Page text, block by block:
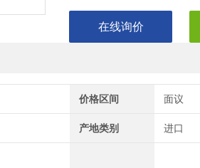
在线询价
价格区间 面议
产地类别 进口